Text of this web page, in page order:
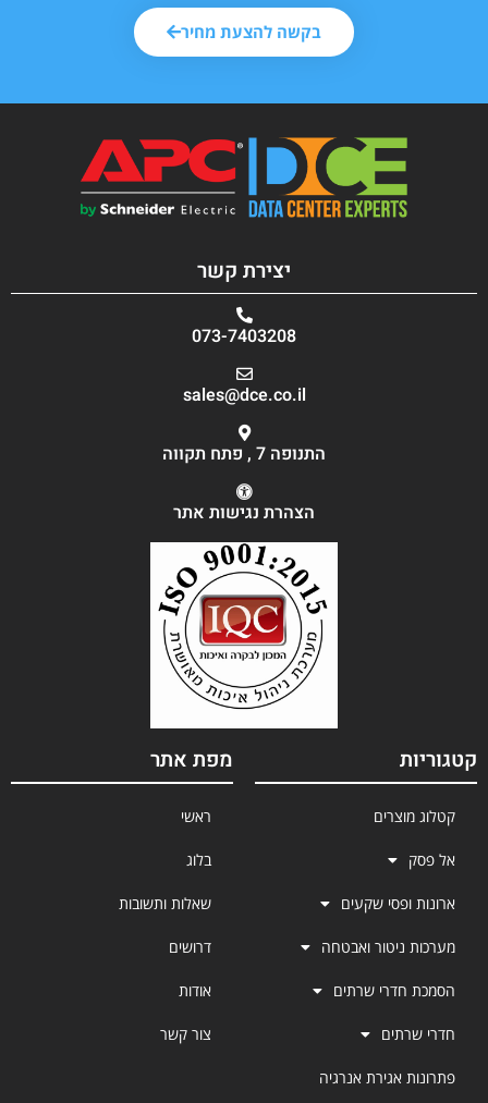
בקשה להצעת מחיר
יצירת קשר
073-7403208
sales@dce.co.il
התנופה 7 , פתח תקווה
הצהרת נגישות אתר
קטגוריות
קטלוג מוצרים
אל פסק
ארונות ופסי שקעים
מערכות ניטור ואבטחה
הסמכת חדרי שרתים
חדרי שרתים
פתרונות אגירת אנרגיה
מפת אתר
ראשי
בלוג
שאלות ותשובות
דרושים
אודות
צור קשר